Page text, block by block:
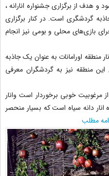
برگزار می‌شود و هدف از برگزاری جشنواره انارانه ،
گردشگری است. در کنار برگزاری
بازی‌های محلی و بومی نیز انجام
منطقه اورامانات به عنوان یک جاذبه
منطقه نیز به گردشگران معرفی
مرغوبیت خوبی برخوردار است وانار
انار دانه سیاه است که بسیار منحصر
مطلب